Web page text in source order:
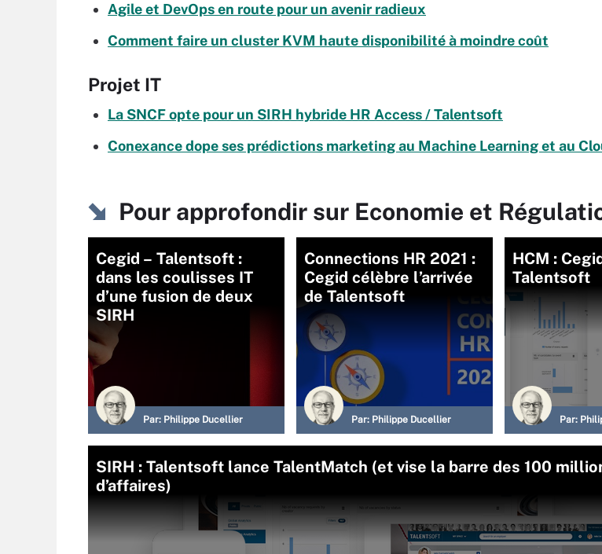
Agile et DevOps en route pour un avenir radieux
Comment faire un cluster KVM haute disponibilité à moindre coût
Projet IT
La SNCF opte pour un SIRH hybride HR Access / Talentsoft
Conexance dope ses prédictions marketing au Machine Learning et au
Pour approfondir sur Economie et
Cegid – Talentsoft :
dans les coulisses IT
d’une fusion de deux
SIRH
Par: Philippe Ducellier
Connections HR 2021 :
Cegid célèbre l’arrivée
de Talentsoft
Par: Philippe Ducellier
HCM :
Talentsoft
Par:
SIRH : Talentsoft lance TalentMatch (et vise la barre des 100
d’affaires)